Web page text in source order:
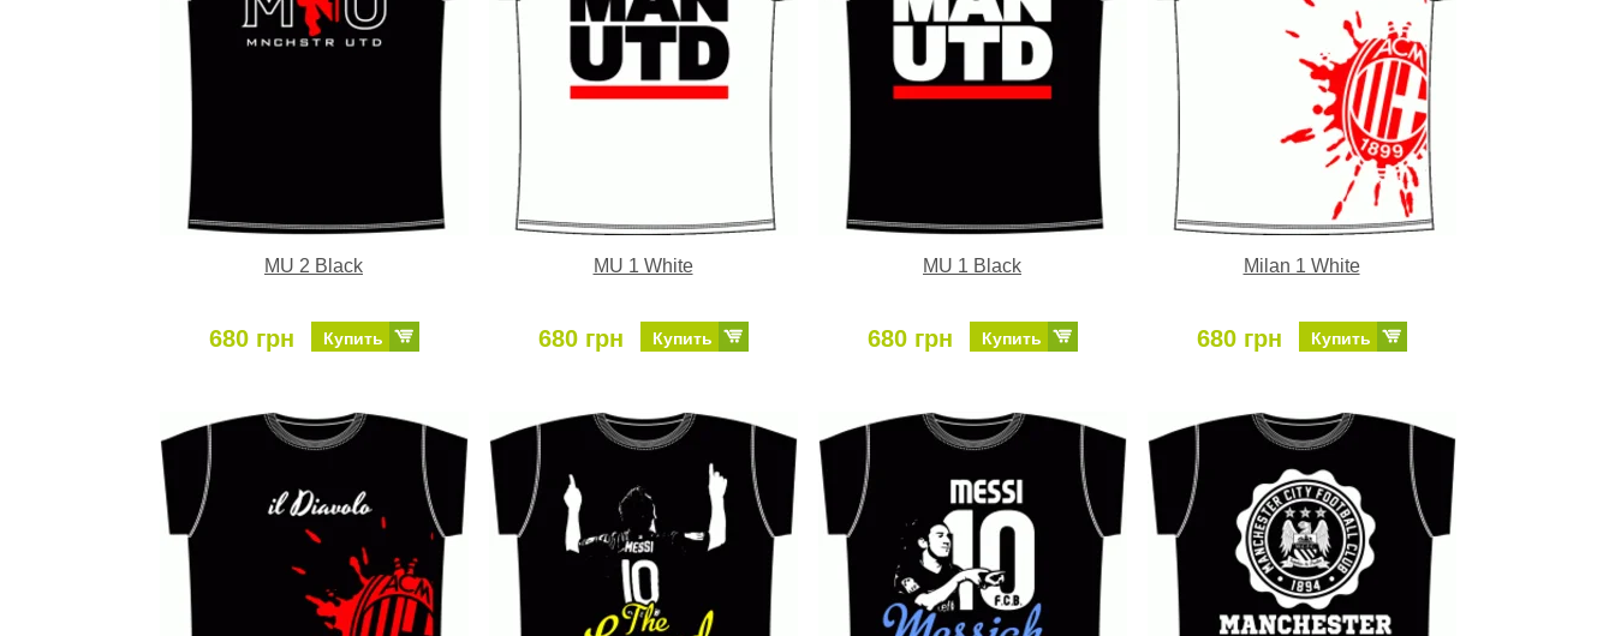
MU 2 Black
680 грн Купить
MU 1 White
680 грн Купить
MU 1 Black
680 грн Купить
Milan 1 White
680 грн Купить